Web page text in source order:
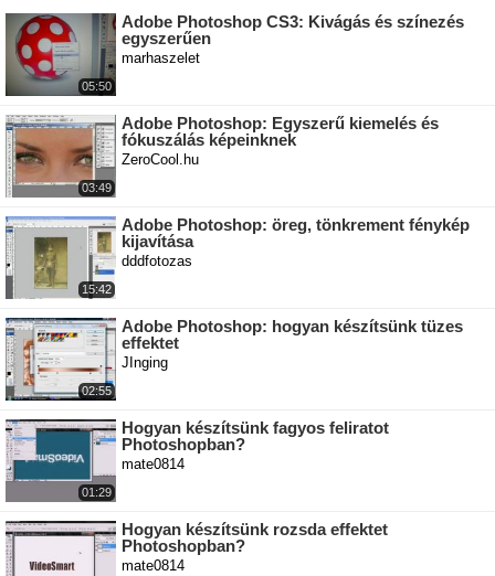
05:50
Adobe Photoshop CS3: Kivágás és színezés
egyszerűen
marhaszelet
03:49
Adobe Photoshop: Egyszerű kiemelés és
fókuszálás képeinknek
ZeroCool.hu
15:42
Adobe Photoshop: öreg, tönkrement fénykép
kijavítása
dddfotozas
02:55
Adobe Photoshop: hogyan készítsünk tüzes
effektet
JInging
01:29
Hogyan készítsünk fagyos feliratot
Photoshopban?
mate0814
Hogyan készítsünk rozsda effektet
Photoshopban?
mate0814